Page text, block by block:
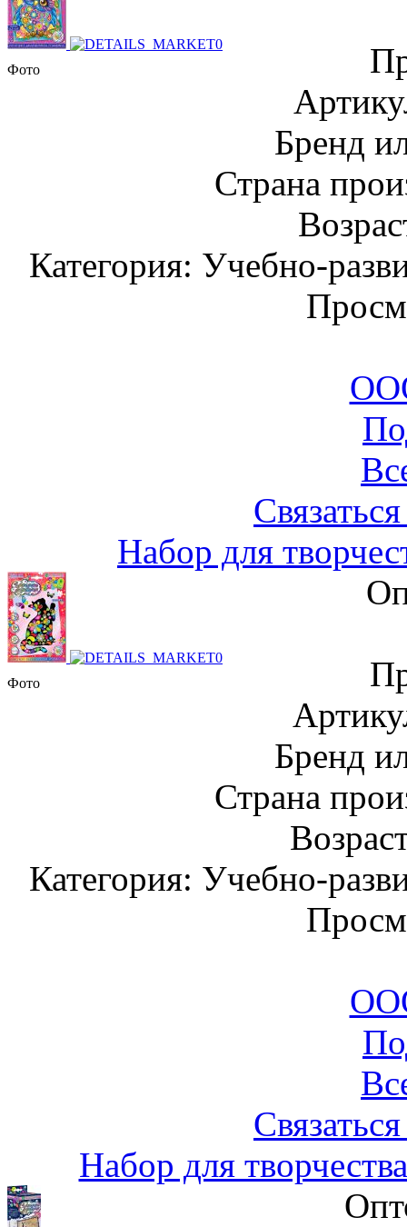
Фото
Бренд
Страна
Категория: Учебно-
Набор для
Фото
Бренд
Страна
Категория: Учебно-
Набор для